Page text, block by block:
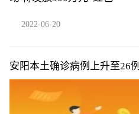
2022-06-20
安阳本土确诊病例上升至26例